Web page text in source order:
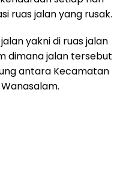
ruas jalan yang rusak.
yakni di ruas jalan
dimana jalan tersebut
antara Kecamatan